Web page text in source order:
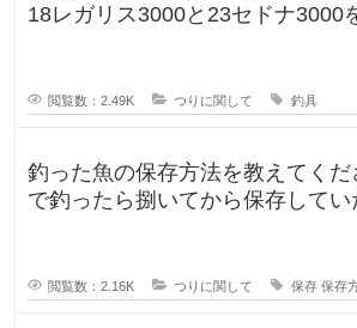
18レガリス3000と23セドナ3000
閲覧数：2.49K つりに関して 釣具
釣った魚の保存方法を教えてくだ
で釣ったら捌いてから保存して
閲覧数：2.16K つりに関して 保存 保存